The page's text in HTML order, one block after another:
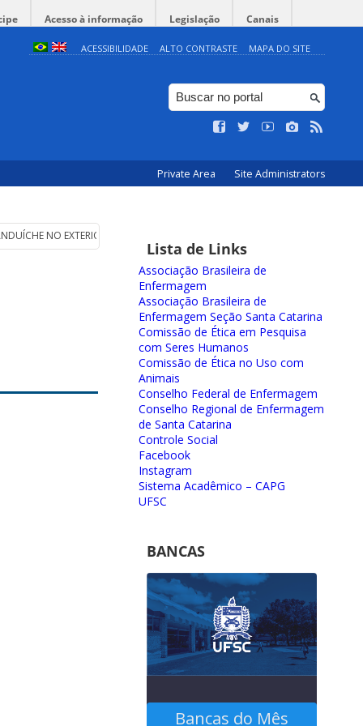
Acesso à informação Legislação Canais
ACESSIBILIDADE ALTO CONTRASTE MAPA DO SITE
Private Area Site Administrators
NO EXTERIOR (PDSE)
Lista de Links
Associação Brasileira de
Enfermagem
Associação Brasileira de
Enfermagem Seção Santa Catarina
Comissão de Ética em Pesquisa
com Seres Humanos
Comissão de Ética no Uso com
Animais
Conselho Federal de Enfermagem
Conselho Regional de Enfermagem
de Santa Catarina
Controle Social
Facebook
Instagram
Sistema Acadêmico – CAPG
UFSC
BANCAS
Bancas do Mês